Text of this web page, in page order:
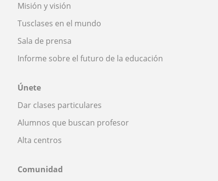
Misión y visión
Tusclases en el mundo
Sala de prensa
Informe sobre el futuro de la educación
Únete
Dar clases particulares
Alumnos que buscan profesor
Alta centros
Comunidad